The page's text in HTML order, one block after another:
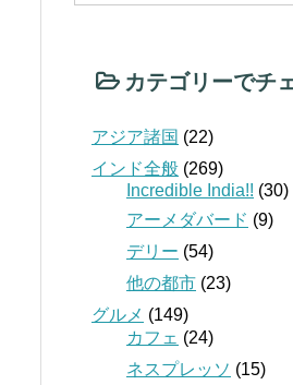
カテゴリーでチ
アジア諸国 (22)
インド全般 (269)
Incredible India!! (30)
アーメダバード (9)
デリー (54)
他の都市 (23)
グルメ (149)
カフェ (24)
ネスプレッソ (15)